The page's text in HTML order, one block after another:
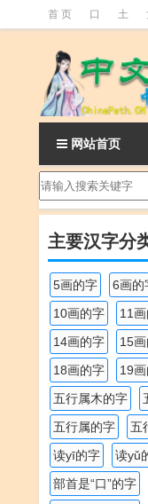
首 页 口 土
釒 阝 魚
网站首页
主要汉字分
5画的字 6画的
10画的字
11
14画的字
15
18画的字
19
五行属木的字
五行属的字
五
读yī的字
读yǔ
部首是“口”的字